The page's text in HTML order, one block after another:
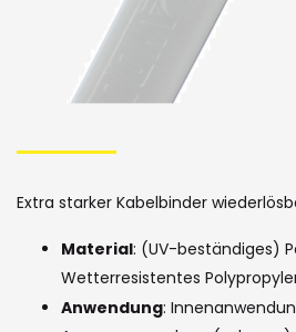
to
the
beginning
the
Extra starker Kabelbinder
Material: (UV-beständiges)
Wetterresistentes
Anwendung: